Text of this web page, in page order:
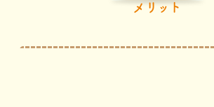
メリット